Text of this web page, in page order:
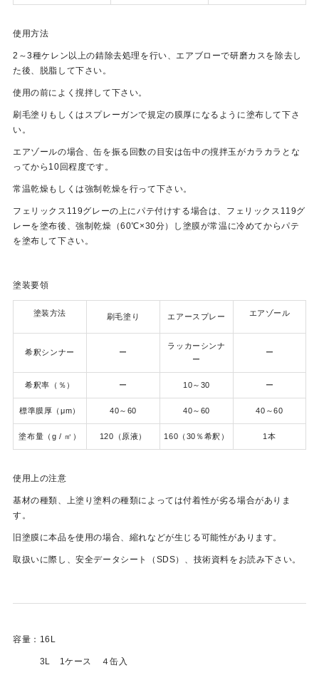
使用方法
2～3種ケレン以上の錆除去処理を行い、エアブローで研磨カスを除去し
た後、脱脂して下さい。
使用の前によく撹拌して下さい。
刷毛塗りもしくはスプレーガンで規定の膜厚になるように塗布して下さ
い。
エアゾールの場合、缶を振る回数の目安は缶中の撹拌玉がカラカラとな
ってから10回程度です。
常温乾燥もしくは強制乾燥を行って下さい。
フェリックス119グレーの上にパテ付けする場合は、フェリックス119グ
レーを塗布後、強制乾燥（60℃×30分）し塗膜が常温に冷めてからパテ
を塗布して下さい。
塗装要領
塗装方法 刷毛塗り エアースプレー エアゾール
希釈シンナー ー
ラッカーシンナ
ー
ー
希釈率（％） ー 10～30 ー
標準膜厚（μm） 40～60 40～60 40～60
塗布量（g / ㎡） 120（原液） 160（30％希釈） 1本
使用上の注意
基材の種類、上塗り塗料の種類によっては付着性が劣る場合がありま
す。
旧塗膜に本品を使用の場合、縮れなどが生じる可能性があります。
取扱いに際し、安全データシート（SDS）、技術資料をお読み下さい。
容量：16L
3L 1ケース ４缶入